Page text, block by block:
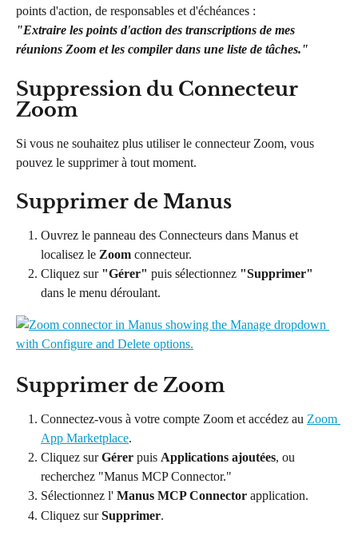
points d'action, de responsables et d'échéances :
"Extraire les points d'action des transcriptions de mes
réunions Zoom et les compiler dans une liste de tâches."
Suppression du Connecteur
Zoom
Si vous ne souhaitez plus utiliser le connecteur Zoom, vous
pouvez le supprimer à tout moment.
Supprimer de Manus
Ouvrez le panneau des Connecteurs dans Manus et
localisez le Zoom connecteur.
Cliquez sur "Gérer" puis sélectionnez "Supprimer"
dans le menu déroulant.
Supprimer de Zoom
Connectez-vous à votre compte Zoom et accédez au Zoom
App Marketplace.
Cliquez sur Gérer puis Applications ajoutées, ou
recherchez "Manus MCP Connector."
Sélectionnez l' Manus MCP Connector application.
Cliquez sur Supprimer.